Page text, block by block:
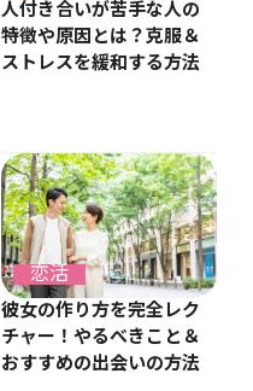
人付き合いが苦手な人の
特徴や原因とは？克服＆
ストレスを緩和する方法
恋活
彼女の作り方を完全レク
チャー！やるべきこと＆
おすすめの出会いの方法